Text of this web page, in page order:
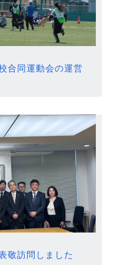
合同運動会の運営
敬訪問しました